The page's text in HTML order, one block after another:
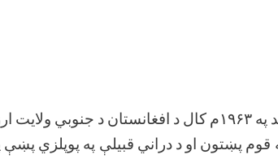
په ۱۹۶۳م کال د افغانستان د جنوبي ولایت
قوم پښتون او د دراني قبیلې په پوپلزي پښې